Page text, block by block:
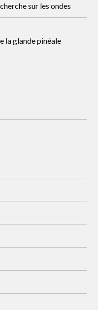
sur les ondes
la glande pinéale